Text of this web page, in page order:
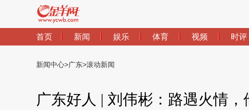
首页 新闻 娱乐 体育 视频 时评
新闻中心>广东>滚动新闻
广东好人 | 刘伟彬：路遇火情，